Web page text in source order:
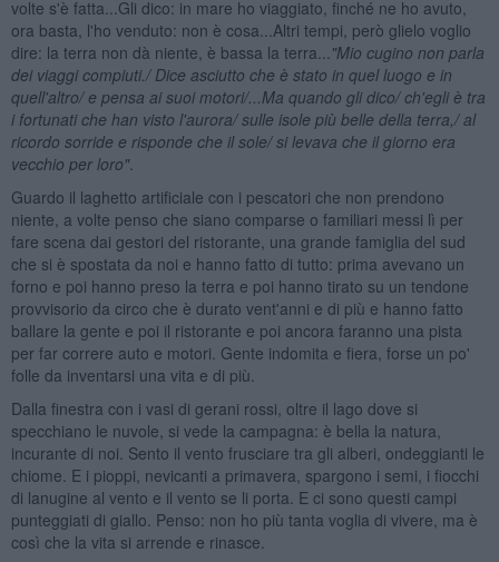
volte s'è fatta...Gli dico: in mare ho viaggiato, finché ne ho avuto,
ora basta, l'ho venduto: non è cosa...Altri tempi, però glielo voglio
dire: la terra non dà niente, è bassa la terra...
"Mio cugino non parla
dei viaggi compiuti./ Dice asciutto che è stato in quel luogo e in
quell'altro/ e pensa ai suoi motori/...Ma quando gli dico/ ch'egli è tra
i fortunati che han visto l'aurora/ sulle isole più belle della terra,/ al
ricordo sorride e risponde che il sole/ si levava che il giorno era
vecchio per loro".
Guardo il laghetto artificiale con i pescatori che non prendono
niente, a volte penso che siano comparse o familiari messi lì per
fare scena dai gestori del ristorante, una grande famiglia del sud
che si è spostata da noi e hanno fatto di tutto: prima avevano un
forno e poi hanno preso la terra e poi hanno tirato su un tendone
provvisorio da circo che è durato vent'anni e di più e hanno fatto
ballare la gente e poi il ristorante e poi ancora faranno una pista
per far correre auto e motori. Gente indomita e fiera, forse un po'
folle da inventarsi una vita e di più.
Dalla finestra con i vasi di gerani rossi, oltre il lago dove si
specchiano le nuvole, si vede la campagna: è bella la natura,
incurante di noi. Sento il vento frusciare tra gli alberi, ondeggianti le
chiome. E i pioppi, nevicanti a primavera, spargono i semi, i fiocchi
di lanugine al vento e il vento se li porta. E ci sono questi campi
punteggiati di giallo. Penso: non ho più tanta voglia di vivere, ma è
così che la vita si arrende e rinasce.